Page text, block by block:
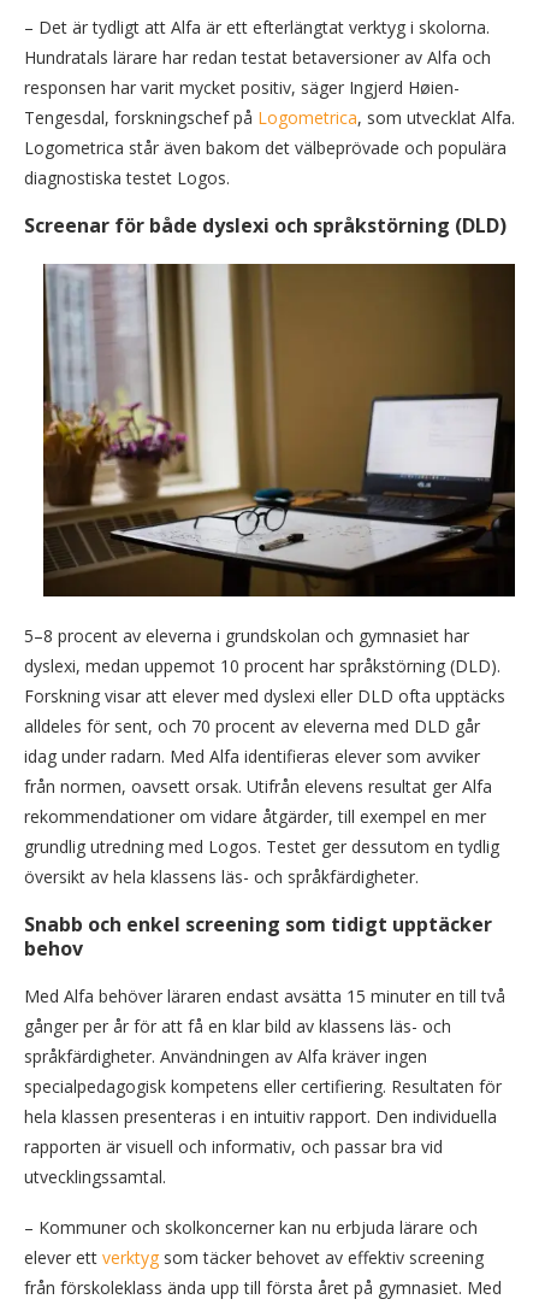
– Det är tydligt att Alfa är ett efterlängtat verktyg i skolorna.
Hundratals lärare har redan testat betaversioner av Alfa och
responsen har varit mycket positiv, säger Ingjerd Høien-
Tengesdal, forskningschef på Logometrica, som utvecklat Alfa.
Logometrica står även bakom det välbeprövade och populära
diagnostiska testet Logos.
Screenar för både dyslexi och språkstörning (DLD)
5–8 procent av eleverna i grundskolan och gymnasiet har
dyslexi, medan uppemot 10 procent har språkstörning (DLD).
Forskning visar att elever med dyslexi eller DLD ofta upptäcks
alldeles för sent, och 70 procent av eleverna med DLD går
idag under radarn. Med Alfa identifieras elever som avviker
från normen, oavsett orsak. Utifrån elevens resultat ger Alfa
rekommendationer om vidare åtgärder, till exempel en mer
grundlig utredning med Logos. Testet ger dessutom en tydlig
översikt av hela klassens läs- och språkfärdigheter.
Snabb och enkel screening som tidigt upptäcker
behov
Med Alfa behöver läraren endast avsätta 15 minuter en till två
gånger per år för att få en klar bild av klassens läs- och
språkfärdigheter. Användningen av Alfa kräver ingen
specialpedagogisk kompetens eller certifiering. Resultaten för
hela klassen presenteras i en intuitiv rapport. Den individuella
rapporten är visuell och informativ, och passar bra vid
utvecklingssamtal.
– Kommuner och skolkoncerner kan nu erbjuda lärare och
elever ett verktyg som täcker behovet av effektiv screening
från förskoleklass ända upp till första året på gymnasiet. Med